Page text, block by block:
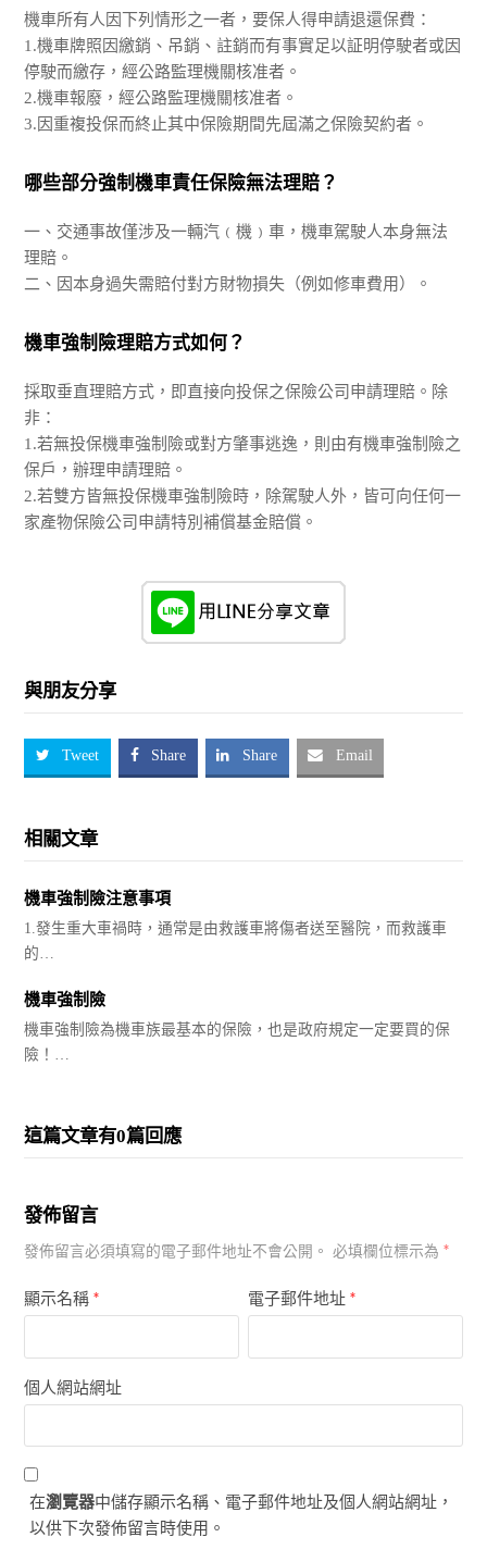
機車所有人因下列情形之一者，要保人得申請退還保費：
1.機車牌照因繳銷、吊銷、註銷而有事實足以証明停駛者或因
停駛而繳存，經公路監理機關核准者。
2.機車報廢，經公路監理機關核准者。
3.因重複投保而終止其中保險期間先屆滿之保險契約者。
哪些部分強制機車責任保險無法理賠？
一、交通事故僅涉及一輛汽﹙機﹚車，機車駕駛人本身無法
理賠。
二、因本身過失需賠付對方財物損失（例如修車費用）。
機車強制險理賠方式如何？
採取垂直理賠方式，即直接向投保之保險公司申請理賠。除
非：
1.若無投保機車強制險或對方肇事逃逸，則由有機車強制險之
保戶，辦理申請理賠。
2.若雙方皆無投保機車強制險時，除駕駛人外，皆可向任何一
家產物保險公司申請特別補償基金賠償。
與朋友分享
Tweet Share Share Email
相關文章
機車強制險注意事項
1.發生重大車禍時，通常是由救護車將傷者送至醫院，而救護車
的…
機車強制險
機車強制險為機車族最基本的保險，也是政府規定一定要買的保
險！…
這篇文章有0篇回應
發佈留言
發佈留言必須填寫的電子郵件地址不會公開。 必填欄位標示為*
顯示名稱* 電子郵件地址*
個人網站網址
在瀏覽器中儲存顯示名稱、電子郵件地址及個人網站網址，
以供下次發佈留言時使用。